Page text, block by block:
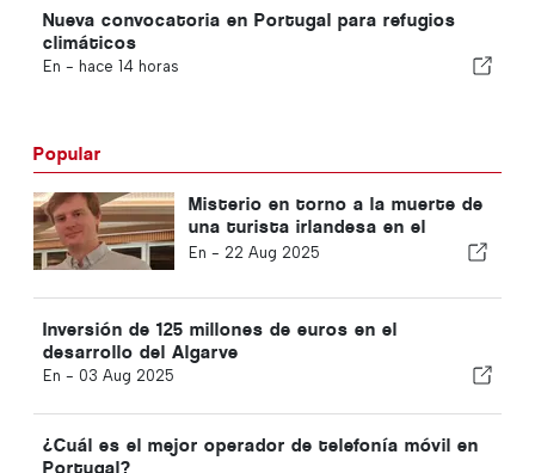
Nueva convocatoria en Portugal para refugios
climáticos
En - hace 14 horas
Popular
Misterio en torno a la muerte de
una turista irlandesa en el
Algarve
En - 22 Aug 2025
Inversión de 125 millones de euros en el
desarrollo del Algarve
En - 03 Aug 2025
¿Cuál es el mejor operador de telefonía móvil en
Portugal?